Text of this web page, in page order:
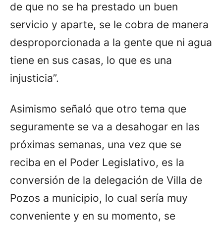
de que no se ha prestado un buen
servicio y aparte, se le cobra de manera
desproporcionada a la gente que ni agua
tiene en sus casas, lo que es una
injusticia”.
Asimismo señaló que otro tema que
seguramente se va a desahogar en las
próximas semanas, una vez que se
reciba en el Poder Legislativo, es la
conversión de la delegación de Villa de
Pozos a municipio, lo cual sería muy
conveniente y en su momento, se